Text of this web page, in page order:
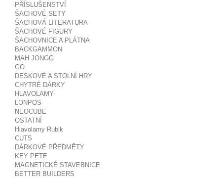
PŘÍSLUŠENSTVÍ
ŠACHOVÉ SETY
ŠACHOVÁ LITERATURA
ŠACHOVÉ FIGURY
ŠACHOVNICE A PLÁTNA
BACKGAMMON
MAH JONGG
GO
DESKOVÉ A STOLNÍ HRY
CHYTRÉ DÁRKY
HLAVOLAMY
LONPOS
NEOCUBE
OSTATNÍ
Hlavolamy Rubik
CUTS
DÁRKOVÉ PŘEDMĚTY
KEY PETE
MAGNETICKÉ STAVEBNICE
BETTER BUILDERS